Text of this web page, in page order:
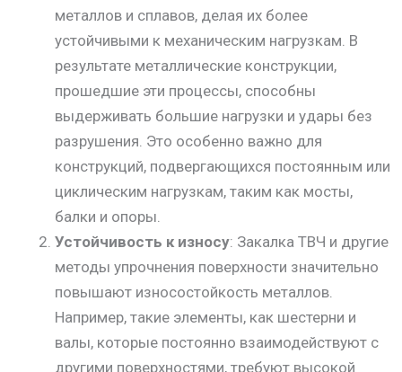
металлов и сплавов, делая их более
устойчивыми к механическим нагрузкам. В
результате металлические конструкции,
прошедшие эти процессы, способны
выдерживать большие нагрузки и удары без
разрушения. Это особенно важно для
конструкций, подвергающихся постоянным или
циклическим нагрузкам, таким как мосты,
балки и опоры.
Устойчивость к износу: Закалка ТВЧ и другие
методы упрочнения поверхности значительно
повышают износостойкость металлов.
Например, такие элементы, как шестерни и
валы, которые постоянно взаимодействуют с
другими поверхностями, требуют высокой